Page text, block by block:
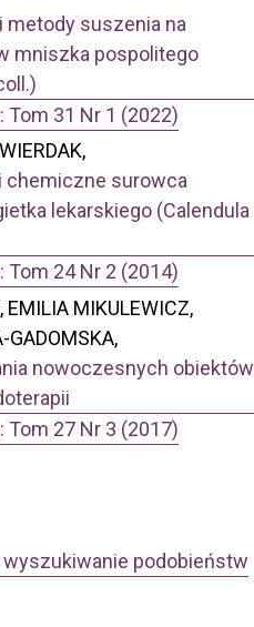
metody suszenia na
mniszka pospolitego
31 Nr 1 (2022)
chemiczne surowca
lekarskiego (Calendula
24 Nr 2 (2014)
EMILIA MIKULEWICZ,
nowoczesnych obiektów
27 Nr 3 (2017)
podobieństw